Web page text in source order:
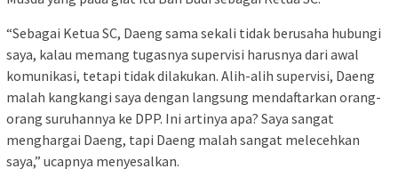
“Sebagai Ketua SC, Daeng sama sekali tidak berusaha hubungi
saya, kalau memang tugasnya supervisi harusnya dari awal
komunikasi, tetapi tidak dilakukan. Alih-alih supervisi, Daeng
malah kangkangi saya dengan langsung mendaftarkan orang-
orang suruhannya ke DPP. Ini artinya apa? Saya sangat
menghargai Daeng, tapi Daeng malah sangat melecehkan
saya,” ucapnya menyesalkan.